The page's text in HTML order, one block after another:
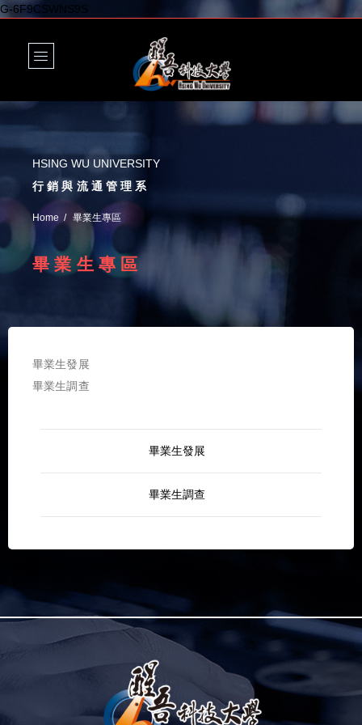
G-6F9CSWNS9S
HSING WU UNIVERSITY
行銷與流通管理系
Home 畢業生專區
畢業生專區
畢業生發展
畢業生調查
畢業生發展
畢業生調查